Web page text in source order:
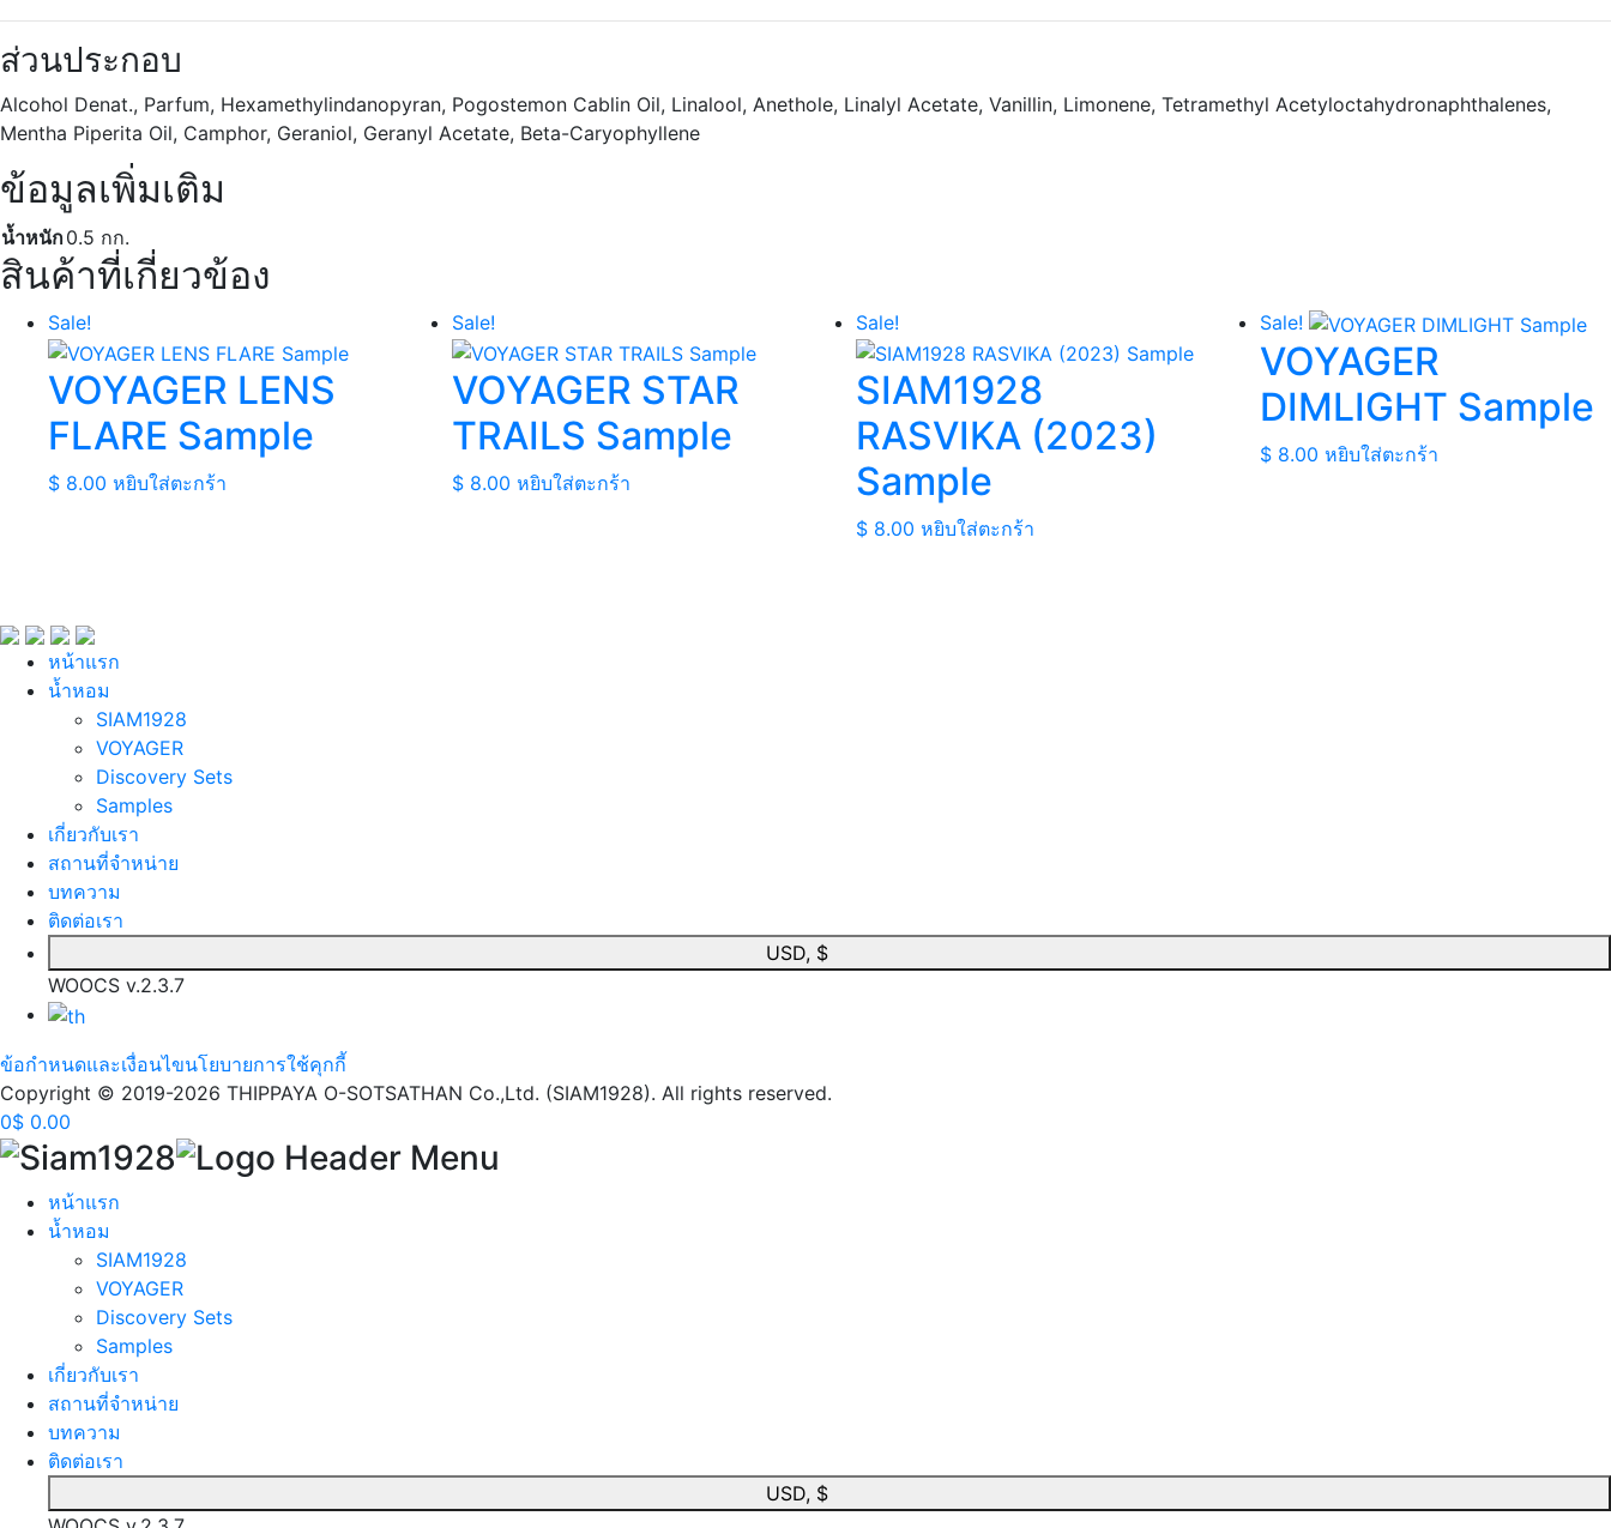
ส่วนประกอบ
Alcohol Denat., Parfum, Hexamethylindanopyran, Pogostemon Cablin Oil, Linalool, Anethole, Linalyl Acetate, Vanillin, Limonene, Tetramethyl Acetyloctahydronaphthalenes,
Mentha Piperita Oil, Camphor, Geraniol, Geranyl Acetate, Beta-Caryophyllene
ข้อมูลเพิ่มเติม
น้ำหนัก0.5 กก.
สินค้าที่เกี่ยวข้อง
Sale!
VOYAGER LENS
FLARE Sample
$ 8.00 หยิบใส่ตะกร้า
Sale!
VOYAGER STAR
TRAILS Sample
$ 8.00 หยิบใส่ตะกร้า
Sale!
SIAM1928
RASVIKA (2023)
Sample
$ 8.00 หยิบใส่ตะกร้า
Sale!
VOYAGER
DIMLIGHT Sample
$ 8.00 หยิบใส่ตะกร้า
หน้าแรก
นํ้าหอม
SIAM1928
VOYAGER
Discovery Sets
Samples
เกี่ยวกับเรา
สถานที่จำหน่าย
บทความ
ติดต่อเรา
USD, $
WOOCS v.2.3.7
ข้อกำหนดและเงื่อนไขนโยบายการใช้คุกกี้
Copyright © 2019-2026 THIPPAYA O-SOTSATHAN Co.,Ltd. (SIAM1928). All rights reserved.
0$ 0.00
หน้าแรก
นํ้าหอม
SIAM1928
VOYAGER
Discovery Sets
Samples
เกี่ยวกับเรา
สถานที่จำหน่าย
บทความ
ติดต่อเรา
USD, $